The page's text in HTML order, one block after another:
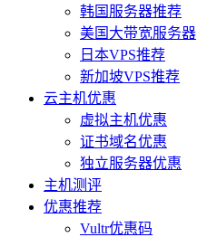
韩国服务器推荐
美国大带宽服务器
日本VPS推荐
新加坡VPS推荐
云主机优惠
虚拟主机优惠
证书域名优惠
独立服务器优惠
主机测评
优惠推荐
Vultr优惠码